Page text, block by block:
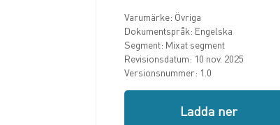
Varumärke: Övriga
Dokumentspråk: Engelska
Segment: Mixat segment
Revisionsdatum: 10 nov. 2025
Versionsnummer: 1.0
Ladda ner